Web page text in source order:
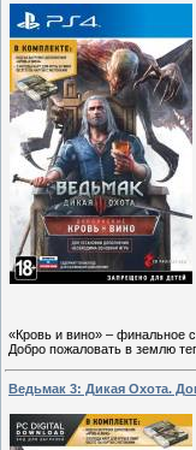
«Кровь и вино» – финальное
Добро пожаловать в землю
Ведьмак 3: Дикая Охота.